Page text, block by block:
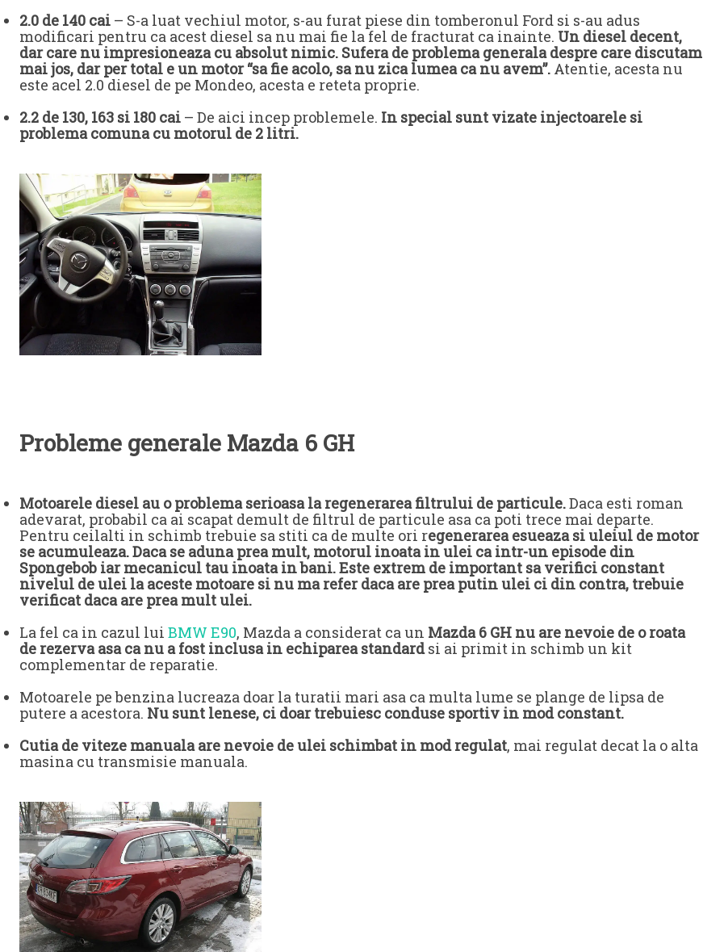
2.0 de 140 cai – S-a luat vechiul motor, s-au furat piese din tomberonul Ford si s-au adus
modificari pentru ca acest diesel sa nu mai fie la fel de fracturat ca inainte. Un diesel decent,
dar care nu impresioneaza cu absolut nimic. Sufera de problema generala despre care discutam
mai jos, dar per total e un motor “sa fie acolo, sa nu zica lumea ca nu avem”. Atentie, acesta nu
este acel 2.0 diesel de pe Mondeo, acesta e reteta proprie.
2.2 de 130, 163 si 180 cai – De aici incep problemele. In special sunt vizate injectoarele si
problema comuna cu motorul de 2 litri.
Probleme generale Mazda 6 GH
Motoarele diesel au o problema serioasa la regenerarea filtrului de particule.Daca esti roman
adevarat, probabil ca ai scapat demult de filtrul de particule asa ca poti trece mai departe.
Pentru ceilalti in schimb trebuie sa stiti ca de multe ori regenerarea esueaza si uleiul de motor
se acumuleaza. Daca se aduna prea mult, motorul inoata in ulei ca intr-un episode din
Spongebob iar mecanicul tau inoata in bani. Este extrem de important sa verifici constant
nivelul de ulei la aceste motoare si nu ma refer daca are prea putin ulei ci din contra, trebuie
verificat daca are prea mult ulei.
La fel ca in cazul lui BMW E90, Mazda a considerat ca un Mazda 6 GH nu are nevoie de o roata
de rezerva asa ca nu a fost inclusa in echiparea standardsi ai primit in schimb un kit
complementar de reparatie.
Motoarele pe benzina lucreaza doar la turatii mari asa ca multa lume se plange de lipsa de
putere a acestora. Nu sunt lenese, ci doar trebuiesc conduse sportiv in mod constant.
Cutia de viteze manuala are nevoie de ulei schimbat in mod regulat, mai regulat decat la o alta
masina cu transmisie manuala.